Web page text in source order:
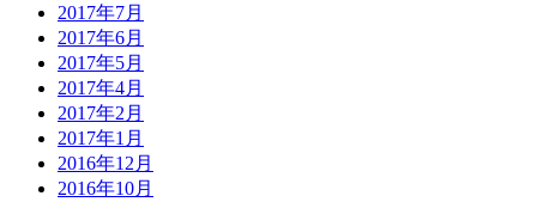
2017年7月
2017年6月
2017年5月
2017年4月
2017年2月
2017年1月
2016年12月
2016年10月